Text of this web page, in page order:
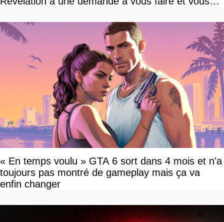
« En temps voulu » GTA 6 sort dans 4 mois et n'a
toujours pas montré de gameplay mais ça va
enfin changer